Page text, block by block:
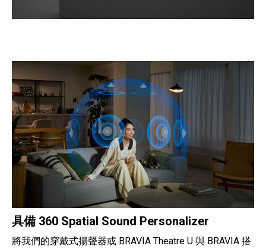
具備 360 Spatial Sound Personalizer
將我們的穿戴式揚聲器或 BRAVIA Theatre U 與 BRAVIA 搭